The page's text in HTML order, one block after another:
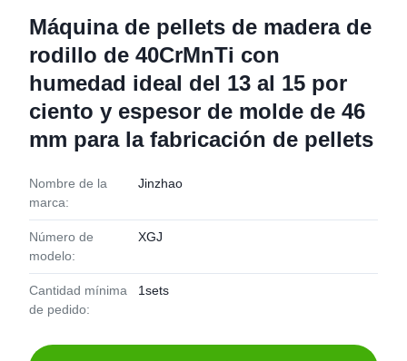
Máquina de pellets de madera de
rodillo de 40CrMnTi con
humedad ideal del 13 al 15 por
ciento y espesor de molde de 46
mm para la fabricación de pellets
Nombre de la
marca:
Jinzhao
Número de
modelo:
XGJ
Cantidad mínima
de pedido:
1sets